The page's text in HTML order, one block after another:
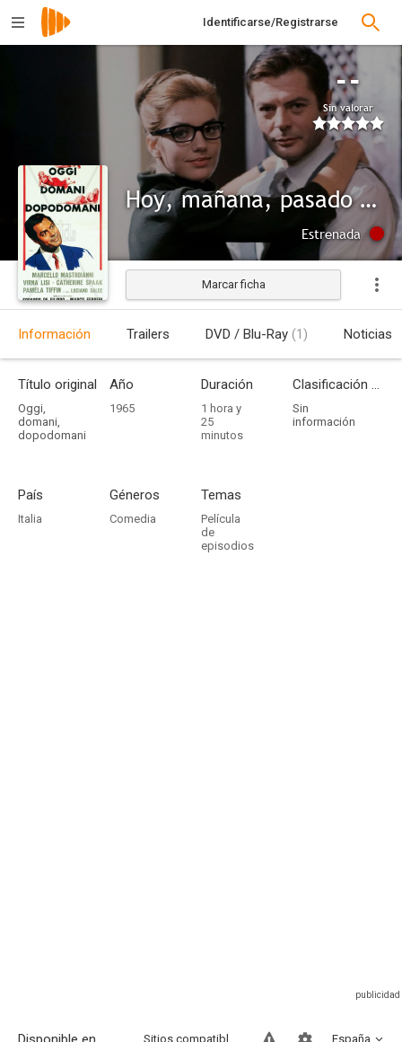
Identificarse/Registrarse
--
Sin valorar
Hoy, mañana, pasado mañana
Estrenada
Marcar ficha
Información Trailers DVD / Blu-Ray (1) Noticias
Título original
Oggi,
domani,
dopodomani
Año
1965
Duración
1 hora y
25
minutos
Clasificación por edades
Sin
información
País
Italia
Géneros
Comedia
Temas
Película
de
episodios
España
Sitios compatibles